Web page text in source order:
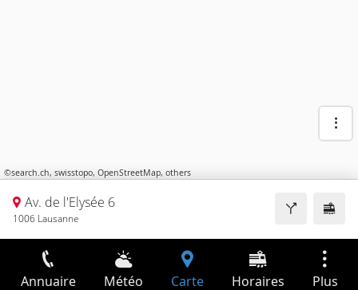
©search.ch, swisstopo, OpenStreetMap, others
Av. de l'Elysée 6
1006 Lausanne
Annuaire Météo Carte Horaires Plus